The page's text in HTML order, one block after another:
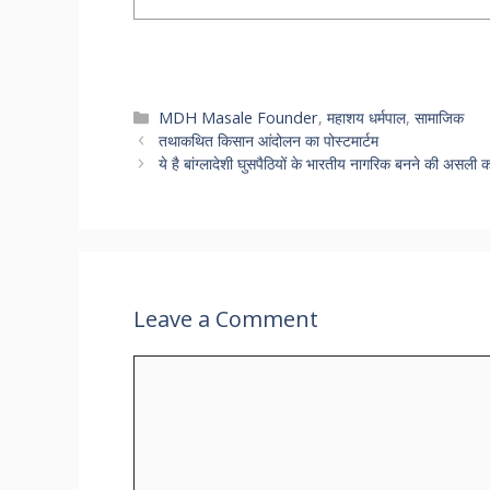
Categories
MDH Masale Founder,महाशय धर्मपाल,सामाजिक
तथाकथित किसान आंदोलन का पोस्टमार्टम
ये है बांग्लादेशी घुसपैठियों के भारतीय नागरिक बनने की असली
Leave a Comment